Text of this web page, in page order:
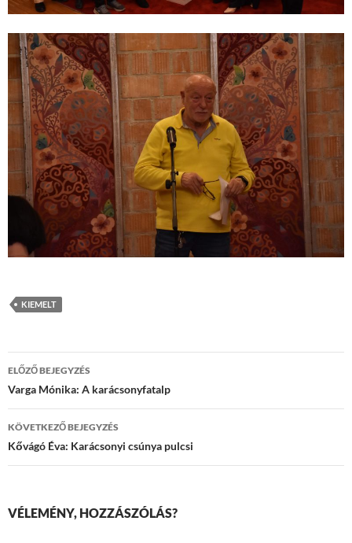
KIEMELT
Bejegyzések
navigációja
ELŐZŐ BEJEGYZÉS
Varga Mónika: A karácsonyfatalp
KÖVETKEZŐ BEJEGYZÉS
Kővágó Éva: Karácsonyi csúnya pulcsi
VÉLEMÉNY, HOZZÁSZÓLÁS?